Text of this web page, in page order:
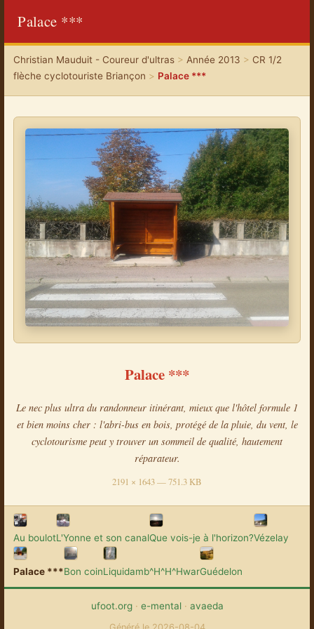
Palace ***
Christian Mauduit - Coureur d'ultras> Année 2013 > CR 1/2
flèche cyclotouriste Briançon > Palace ***
Palace ***
Le nec plus ultra du randonneur itinérant, mieux que l'hôtel formule 1
et bien moins cher : l'abri-bus en bois, protégé de la pluie, du vent, le
cyclotourisme peut y trouver un sommeil de qualité, hautement
réparateur.
2191 × 1643 — 751.3 KB
Au boulotL'Yonne et son canalQue vois-je à l'horizon?Vézelay
Palace ***Bon coinLiquidamb^H^H^HwarGuédelon
ufoot.org· e-mental· avaeda